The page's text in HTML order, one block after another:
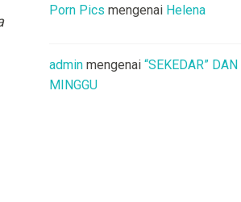
Porn Pics mengenai Helena
admin mengenai “SEKEDAR” DAN
MINGGU